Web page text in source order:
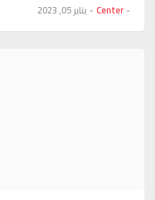
-
Center
- يناير 05, 2023